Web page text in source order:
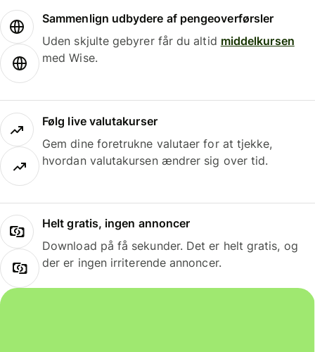
Sammenlign udbydere af pengeoverførsler
Uden skjulte gebyrer får du altid middelkursen
med Wise.
Følg live valutakurser
Gem dine foretrukne valutaer for at tjekke,
hvordan valutakursen ændrer sig over tid.
Helt gratis, ingen annoncer
Download på få sekunder. Det er helt gratis, og
der er ingen irriterende annoncer.